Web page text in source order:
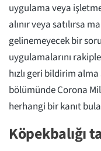
uygulama veya
alınır veya satılırsa
gelinemeyecek bir
uygulamalarını
hızlı geri bildirim
bölümünde Corona
herhangi bir kanıt
Köpekbalığı